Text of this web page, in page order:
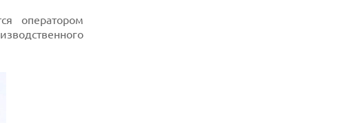
оператором